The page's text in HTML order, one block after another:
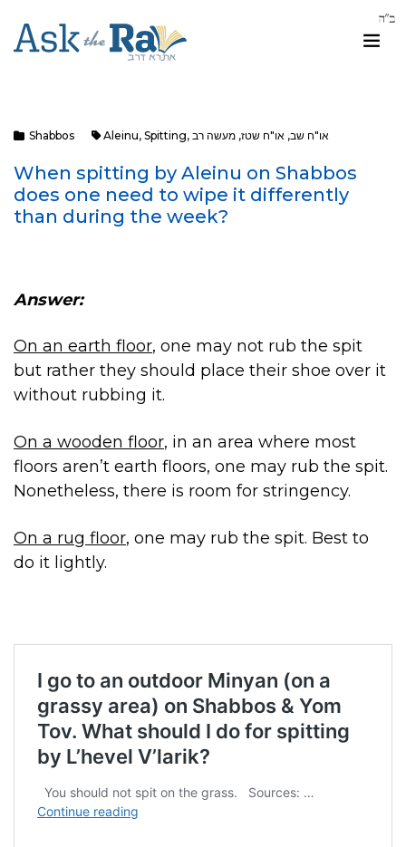
Shabbos Aleinu, Spitting, או"ח שב, או"ח שטז, מעשה רב
When spitting by Aleinu on Shabbos
does one need to wipe it differently
than during the week?
Answer:
On an earth floor, one may not rub the spit
but rather they should place their shoe over it
without rubbing it.
On a wooden floor, in an area where most
floors aren’t earth floors, one may rub the spit.
Nonetheless, there is room for stringency.
On a rug floor, one may rub the spit. Best to
do it lightly.